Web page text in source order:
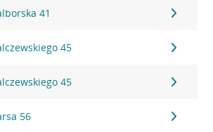
41
45
45
56